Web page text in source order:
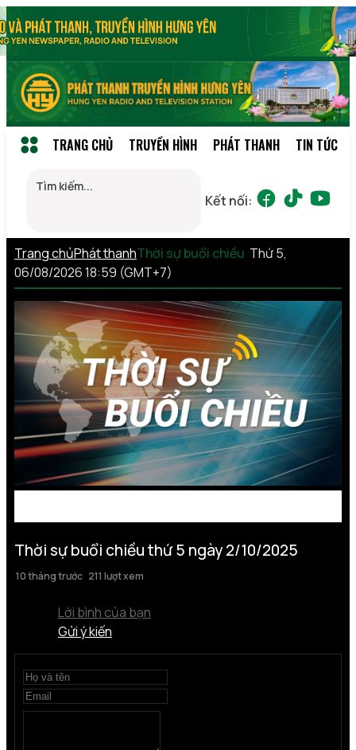
TRANG CHỦ TRUYỀN HÌNH PHÁT THANH TIN TỨC
Kết nối:
Trang chủPhát thanhThời sự buổi chiều Thứ 5,
06/08/2026 18:59 (GMT+7)
Thời sự buổi chiều thứ 5 ngày 2/10/2025
10 tháng trước 211 lượt xem
Lời bình của bạn
Gửi ý kiến